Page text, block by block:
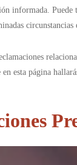
informada.
esta página